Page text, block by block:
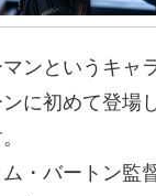
ンというキャ
に初めて登場
・バートン監